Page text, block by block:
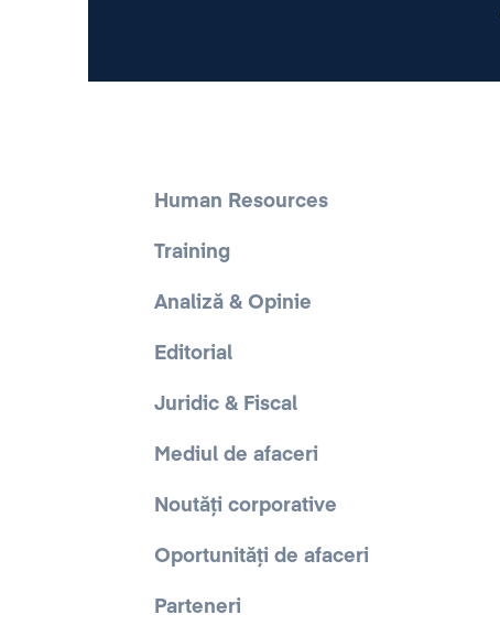
Human Resources
Training
Analiză & Opinie
Editorial
Juridic & Fiscal
Mediul de afaceri
Noutăți corporative
Oportunități de afaceri
Parteneri